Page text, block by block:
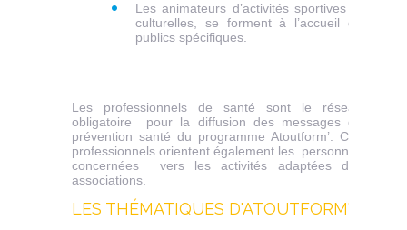
Les animateurs d’activités sportives et
culturelles, se forment à l’accueil de
publics spécifiques.
Les professionnels de santé sont le réseau
obligatoire pour la diffusion des messages de
prévention santé du programme Atoutform’. Ces
professionnels orientent également les personnes
concernées vers les activités adaptées des
associations.
LES THÉMATIQUES D'ATOUTFORM'